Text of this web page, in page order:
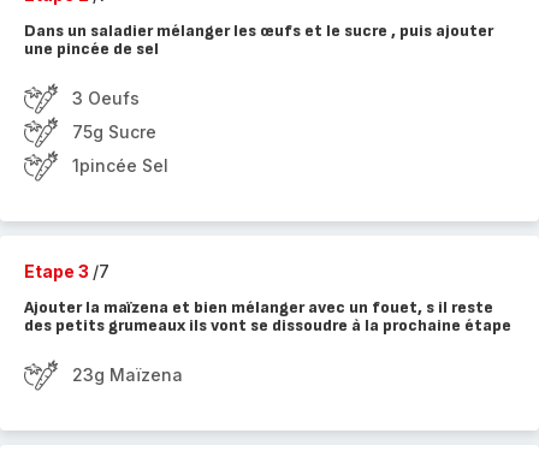
Dans un saladier mélanger les œufs et le sucre , puis ajouter
une pincée de sel
3 Oeufs
75g Sucre
1pincée Sel
Etape 3 /7
Ajouter la maïzena et bien mélanger avec un fouet, s il reste
des petits grumeaux ils vont se dissoudre à la prochaine étape
23g Maïzena